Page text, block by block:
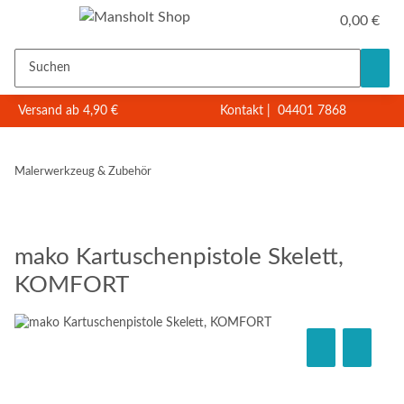
0,00 €
Versand ab 4,90 € Kontakt 04401 7868
Malerwerkzeug & Zubehör
mako Kartuschenpistole Skelett,
KOMFORT